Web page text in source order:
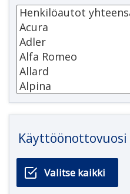
Käyttöönottovuosi